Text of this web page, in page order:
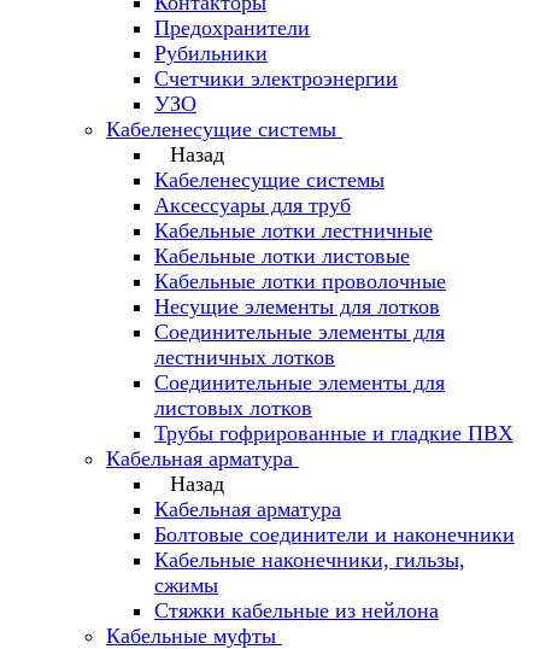
Предохранители
Рубильники
Счетчики электроэнергии
УЗО
Кабеленесущие системы
Назад
Кабеленесущие системы
Аксессуары для труб
Кабельные лотки лестничные
Кабельные лотки листовые
Кабельные лотки проволочные
Несущие элементы для лотков
Соединительные элементы для
лестничных лотков
Соединительные элементы для
листовых лотков
Трубы гофрированные и гладкие ПВХ
Кабельная арматура
Назад
Кабельная арматура
Болтовые соединители и наконечники
Кабельные наконечники, гильзы,
сжимы
Стяжки кабельные из нейлона
Кабельные муфты